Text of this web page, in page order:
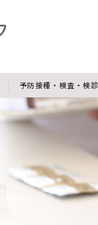
予防接種・検査・検診